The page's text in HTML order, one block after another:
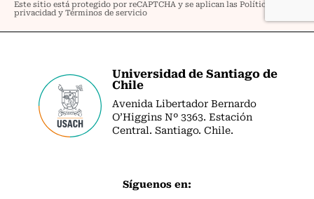
Universidad de Santiago de
Chile
Avenida Libertador Bernardo
O’Higgins Nº 3363. Estación
Central. Santiago. Chile.
Síguenos en: